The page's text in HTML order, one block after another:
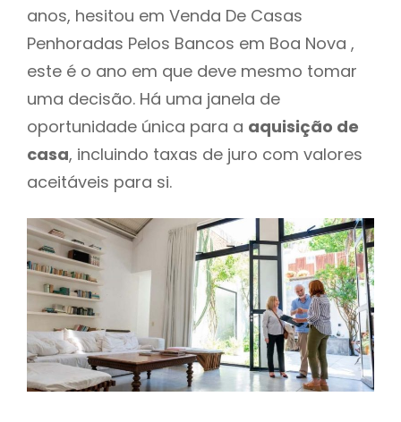
anos, hesitou em Venda De Casas
Penhoradas Pelos Bancos em Boa Nova ,
este é o ano em que deve mesmo tomar
uma decisão. Há uma janela de
oportunidade única para a aquisição de
casa, incluindo taxas de juro com valores
aceitáveis para si.